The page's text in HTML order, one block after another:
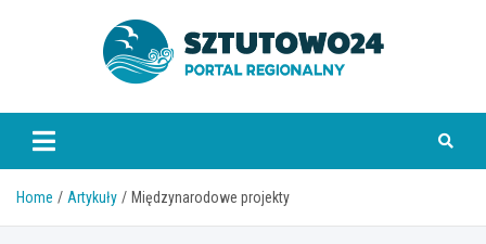
www.sztutowo24.pl
Home Artykuły Międzynarodowe projekty